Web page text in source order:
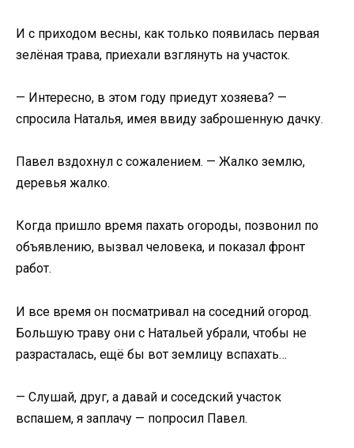
И с приходом весны, как только появилась первая
зелёная трава, приехали взглянуть на участок.
— Интересно, в этом году приедут хозяева? —
спросила Наталья, имея ввиду заброшенную дачку.
Павел вздохнул с сожалением. — Жалко землю,
деревья жалко.
Когда пришло время пахать огороды, позвонил по
объявлению, вызвал человека, и показал фронт
работ.
И все время он посматривал на соседний огород.
Большую траву они с Натальей убрали, чтобы не
разрасталась, ещё бы вот землицу вспахать…
— Слушай, друг, а давай и соседский участок
вспашем, я заплачу — попросил Павел.